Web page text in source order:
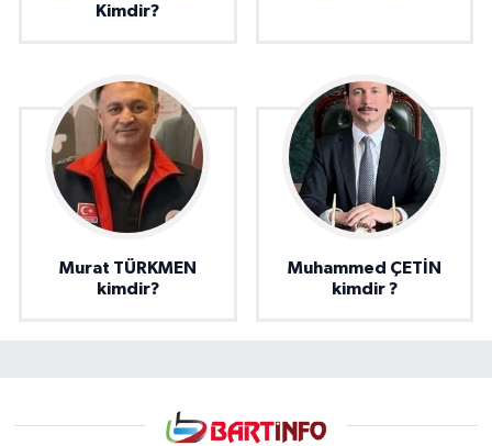
Kimdir?
Murat TÜRKMEN
kimdir?
Muhammed ÇETİN
kimdir ?